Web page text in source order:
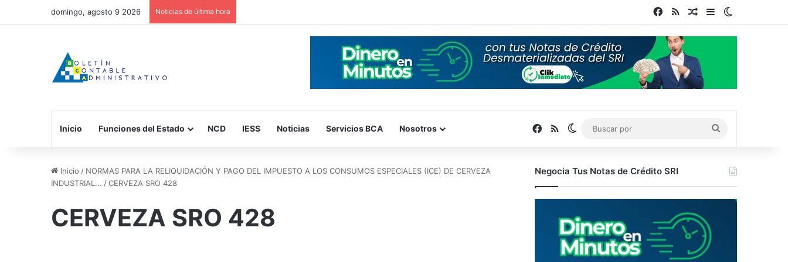
domingo, agosto 9 2026 Noticias de última hora Facebook
RSS Publicación al azar
Barra lateral
Inicio Funciones del Estado NCD IESS Noticias Servicios BCA Nosotros Facebook
RSS Switch skin
por
Inicio / NORMAS PARA LA RELIQUIDACIÓN Y PAGO DEL IMPUESTO A LOS CONSUMOS ESPECIALES (ICE) DE CERVEZA
INDUSTRIAL... /CERVEZA SRO 428
CERVEZA SRO 428
Negocia Tus Notas de Crédito SRI